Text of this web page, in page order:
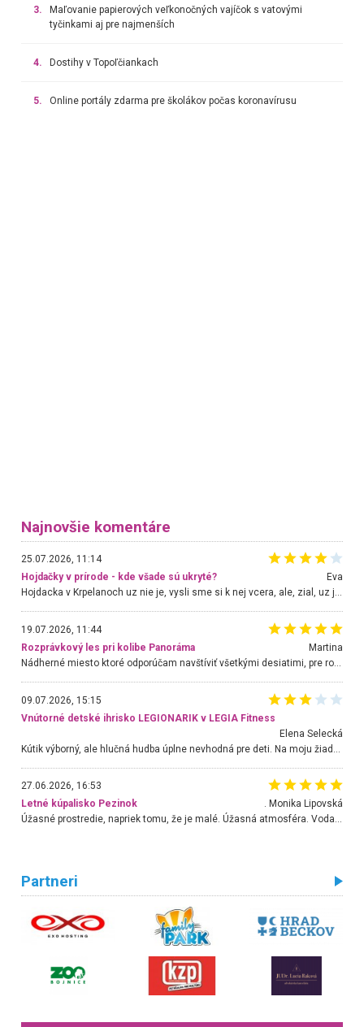
3.
Maľovanie papierových veľkonočných vajíčok s vatovými
tyčinkami aj pre najmenších
4. Dostihy v Topoľčiankach
5. Online portály zdarma pre školákov počas koronavírusu
Najnovšie komentáre
25.07.2026, 11:14
Hojdačky v prírode - kde všade sú ukryté?
Eva
Hojdacka v Krpelanoch uz nie je, vysli sme si k nej vcera, ale, zial, uz je znicena. Ak sem planujete cestu len kvoli hojdacke, mozete si ju usetrit. Krasny vyhlad je tu vsak aj bez hojdacky :-)
19.07.2026, 11:44
Rozprávkový les pri kolibe Panoráma
Martina
Nádherné miesto ktoré odporúčam navštíviť všetkými desiatimi, pre rodiny s deťmi, dôchodcom... Proste a jednoducho ozaj rozprávkový les.. určite ešte prídeme. Odniesli sme si na pamiatku krásne tričká,
09.07.2026, 15:15
Vnútorné detské ihrisko LEGIONARIK v LEGIA Fitness
Elena Selecká
27.06.2026, 16:53
Letné kúpalisko Pezinok
. Monika Lipovská
Úžasné prostredie, napriek tomu, že je malé. Úžasná atmosféra. Voda fantastická a nádherná. Ľudí je pomerne veľa, ale su mili a ohľaduplní. Je veľmi zaujímavé sledovať, ako dokážu spolu športovať cudzí ľudia a bez ohľadu na vek. Vládne tu pohoda. Vnuka neviem dostať z vody. Ďakujem za krásny deň . Urcite sa sem vrátim. Jediný problém je s parkovaním, ale aj ten sa mi podarilo vyriešiť. Monika Bratislava
Partneri